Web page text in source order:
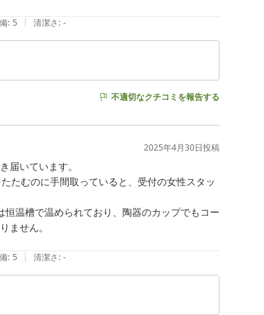
: 5 | 清潔さ: -
不適切なクチコミを報告する
2025年4月30日投稿
届いています。
たむのに手間取っていると、受付の女性スタッ
温槽で温められており、陶器のカップでもコー
ません。
: 5 | 清潔さ: -